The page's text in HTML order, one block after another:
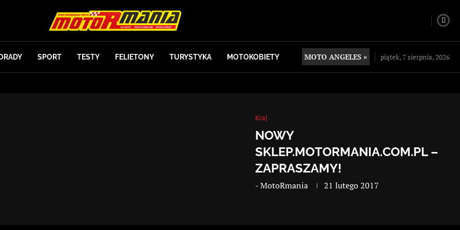
SPORT TESTY FELIETONY TURYSTYKA MOTOKOBIETY MOTO ANGELES » piątek, 7 sierpnia, 2026
Kraj
NOWY
SKLEP.MOTORMANIA.COM.PL –
ZAPRASZAMY!
-MotoRmania 21 lutego 2017